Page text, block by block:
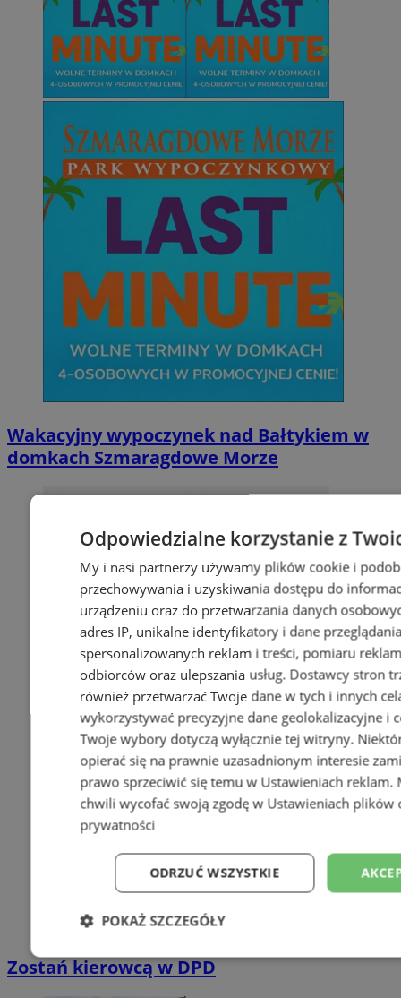
Wakacyjny wypoczynek nad Bałtykiem w
domkach Szmaragdowe Morze
Zostań kierowcą w DPD
Odpowiedzialne korzystanie z
My i nasi partnerzy używamy plików cookie i
przechowywania i uzyskiwania dostępu do
urządzeniu oraz do przetwarzania danych
adres IP, unikalne identyfikatory i dane
spersonalizowanych reklam i treści, pomiaru
odbiorców oraz ulepszania usług. Dostawcy stron
również przetwarzać Twoje dane w tych i innych
wykorzystywać precyzyjne dane geolokalizacyjne i
Twoje wybory dotyczą wyłącznie tej witryny.
opierać się na prawnie uzasadnionym interesie
prawo sprzeciwić się temu w Ustawieniach reklam.
chwili wycofać swoją zgodę w Ustawieniach plików
prywatności
ODRZUĆ WSZYSTKIE
POKAŻ SZCZEGÓŁY
Niezbędne Wydajność